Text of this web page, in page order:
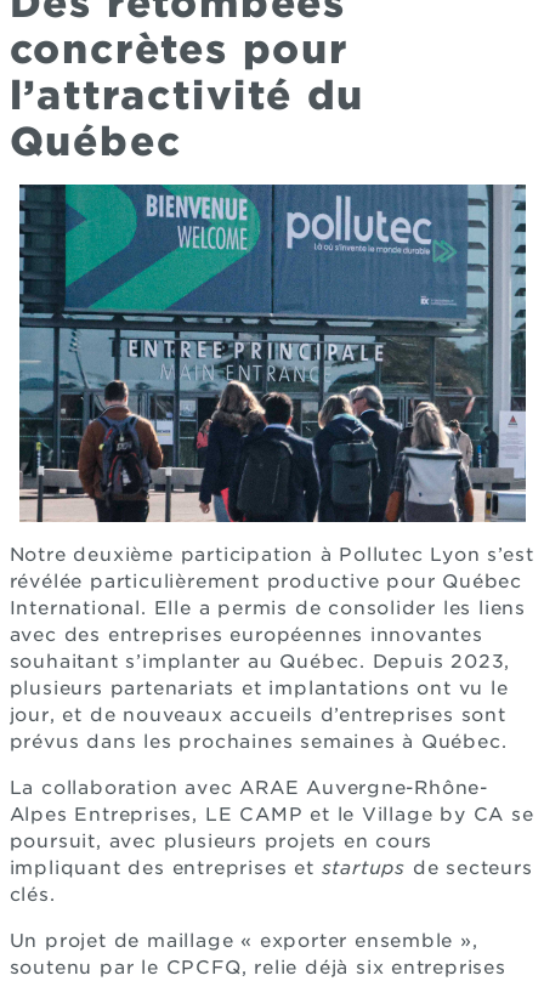
concrètes pour
l’attractivité du
Québec
Notre deuxième participation à Pollutec Lyon s’est
révélée particulièrement productive pour Québec
International. Elle a permis de consolider les liens
avec des entreprises européennes innovantes
souhaitant s’implanter au Québec. Depuis 2023,
plusieurs partenariats et implantations ont vu le
jour, et de nouveaux accueils d’entreprises sont
prévus dans les prochaines semaines à Québec.
La collaboration avec ARAE Auvergne-Rhône-
Alpes Entreprises, LE CAMP et le Village by CA se
poursuit, avec plusieurs projets en cours
impliquant des entreprises et startups de secteurs
clés.
Un projet de maillage « exporter ensemble »,
soutenu par le CPCFQ, relie déjà six entreprises